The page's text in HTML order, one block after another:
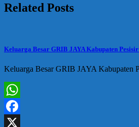
Related Posts
Keluarga Besar GRIB JAYA Kabupaten
Keluarga Besar GRIB JAYA Kabupaten
WhatsApp
Facebook